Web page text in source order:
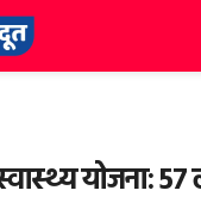
योजना: